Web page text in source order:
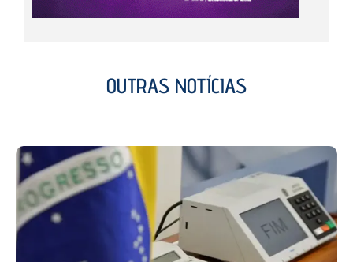
OUTRAS NOTÍCIAS